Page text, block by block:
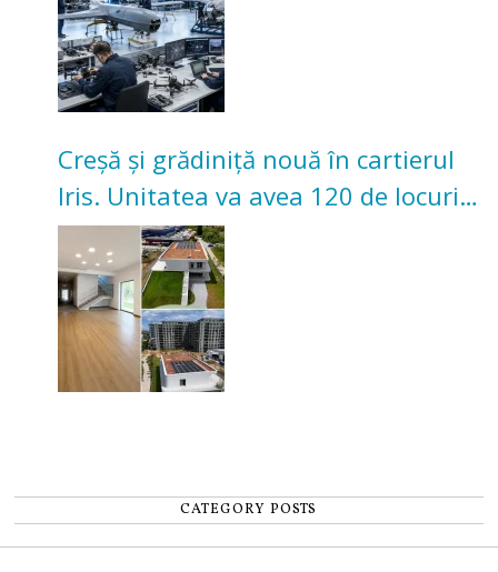
Creșă și grădiniță nouă în cartierul
Iris. Unitatea va avea 120 de locuri
pentru copii
CATEGORY POSTS